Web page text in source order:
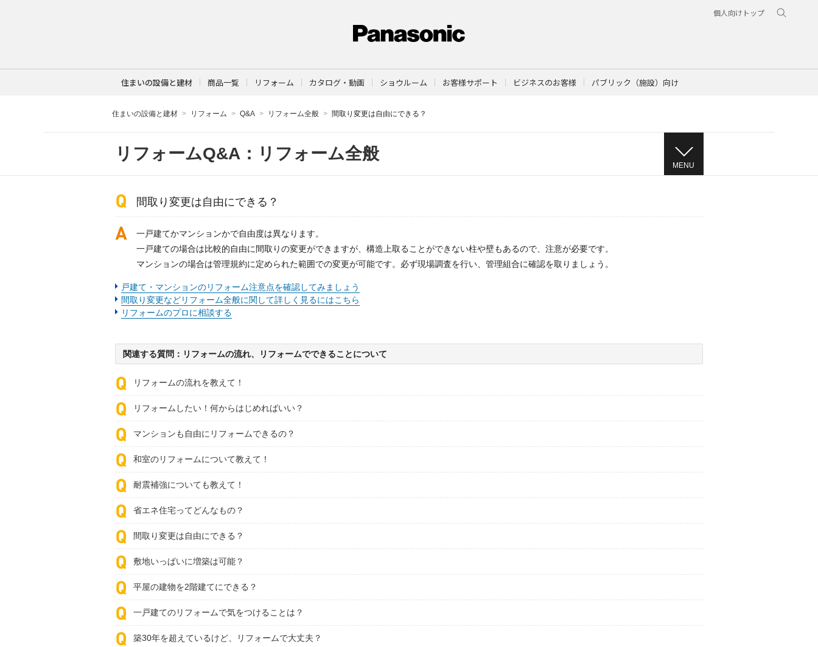
個人向けトップ
住まいの設備と建材 商品一覧 リフォーム カタログ・動画 ショウルーム お客様サポート ビジネスのお客様 パブリック（施設）向け
住まいの設備と建材 リフォーム Q&A リフォーム全般 間取り変更は自由にできる？
リフォームQ&A：リフォーム全般
MENU
間取り変更は自由にできる？
一戸建てかマンションかで自由度は異なります。
一戸建ての場合は比較的自由に間取りの変更ができますが、構造上取ることができない柱や壁もあるので、注意が必要です。
マンションの場合は管理規約に定められた範囲での変更が可能です。必ず現場調査を行い、管理組合に確認を取りましょう。
戸建て・マンションのリフォーム注意点を確認してみましょう
間取り変更などリフォーム全般に関して詳しく見るにはこちら
リフォームのプロに相談する
関連する質問：リフォームの流れ、リフォームでできることについて
リフォームの流れを教えて！
リフォームしたい！何からはじめればいい？
マンションも自由にリフォームできるの？
和室のリフォームについて教えて！
耐震補強についても教えて！
省エネ住宅ってどんなもの？
間取り変更は自由にできる？
敷地いっぱいに増築は可能？
平屋の建物を2階建てにできる？
一戸建てのリフォームで気をつけることは？
築30年を超えているけど、リフォームで大丈夫？